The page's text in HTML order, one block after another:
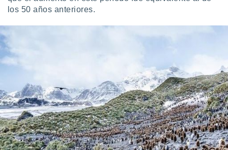
únicos
similares
como
este sitio
IP
de
posible
los 50 años anteriores.